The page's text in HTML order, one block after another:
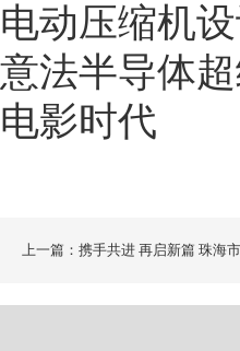
电动压缩机
意法半导体
电影时代
上一篇：携手共进 再启新篇 珠海